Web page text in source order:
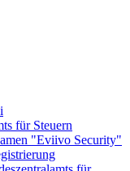
für Steuern
"Eviivo Security"